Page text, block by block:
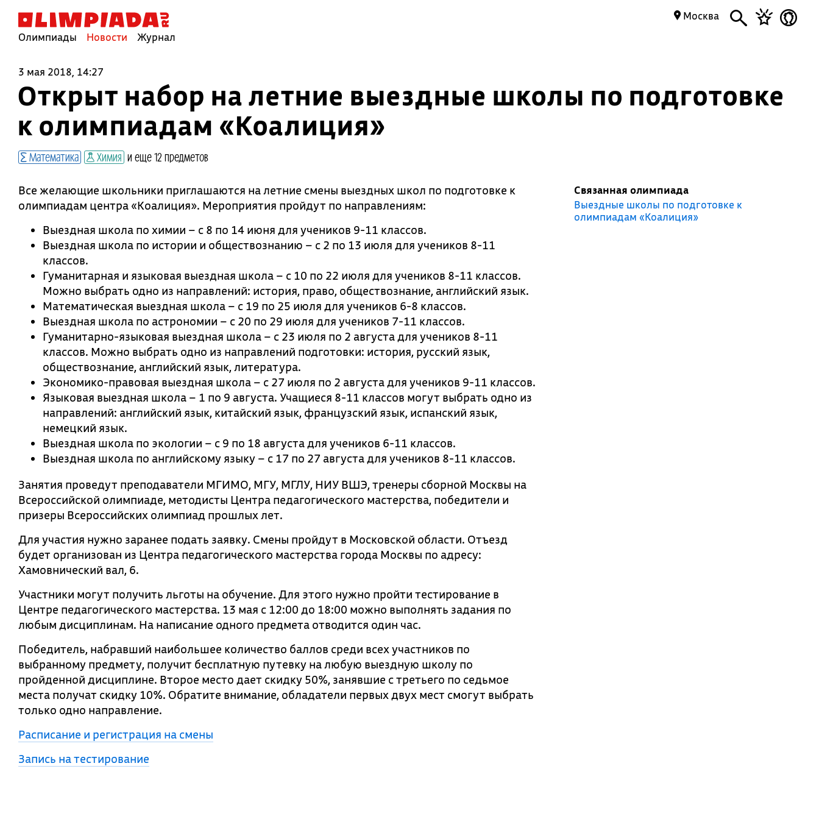
Олимпиады Новости Журнал
Москва
3 мая 2018, 14:27
Открыт набор на летние выездные школы по подготовке
к олимпиадам «Коалиция»
Математика Химия и еще 12 предметов
Все желающие школьники приглашаются на летние смены выездных школ по подготовке к
олимпиадам центра «Коалиция». Мероприятия пройдут по направлениям:
Выездная школа по химии – с 8 по 14 июня для учеников 9-11 классов.
Выездная школа по истории и обществознанию – с 2 по 13 июля для учеников 8-11
классов.
Гуманитарная и языковая выездная школа – с 10 по 22 июля для учеников 8-11 классов.
Можно выбрать одно из направлений: история, право, обществознание, английский язык.
Математическая выездная школа – с 19 по 25 июля для учеников 6-8 классов.
Выездная школа по астрономии – с 20 по 29 июля для учеников 7-11 классов.
Гуманитарно-языковая выездная школа – с 23 июля по 2 августа для учеников 8-11
классов. Можно выбрать одно из направлений подготовки: история, русский язык,
обществознание, английский язык, литература.
Экономико-правовая выездная школа – с 27 июля по 2 августа для учеников 9-11 классов.
Языковая выездная школа – 1 по 9 августа. Учащиеся 8-11 классов могут выбрать одно из
направлений: английский язык, китайский язык, французский язык, испанский язык,
немецкий язык.
Выездная школа по экологии – с 9 по 18 августа для учеников 6-11 классов.
Выездная школа по английскому языку – с 17 по 27 августа для учеников 8-11 классов.
Занятия проведут преподаватели МГИМО, МГУ, МГЛУ, НИУ ВШЭ, тренеры сборной Москвы на
Всероссийской олимпиаде, методисты Центра педагогического мастерства, победители и
призеры Всероссийских олимпиад прошлых лет.
Для участия нужно заранее подать заявку. Смены пройдут в Московской области. Отъезд
будет организован из Центра педагогического мастерства города Москвы по адресу:
Хамовнический вал, 6.
Участники могут получить льготы на обучение. Для этого нужно пройти тестирование в
Центре педагогического мастерства. 13 мая с 12:00 до 18:00 можно выполнять задания по
любым дисциплинам. На написание одного предмета отводится один час.
Победитель, набравший наибольшее количество баллов среди всех участников по
выбранному предмету, получит бесплатную путевку на любую выездную школу по
пройденной дисциплине. Второе место дает скидку 50%, занявшие с третьего по седьмое
места получат скидку 10%. Обратите внимание, обладатели первых двух мест смогут выбрать
только одно направление.
Расписание и регистрация на смены
Запись на тестирование
Связанная олимпиада
Выездные школы по подготовке к
олимпиадам «Коалиция»